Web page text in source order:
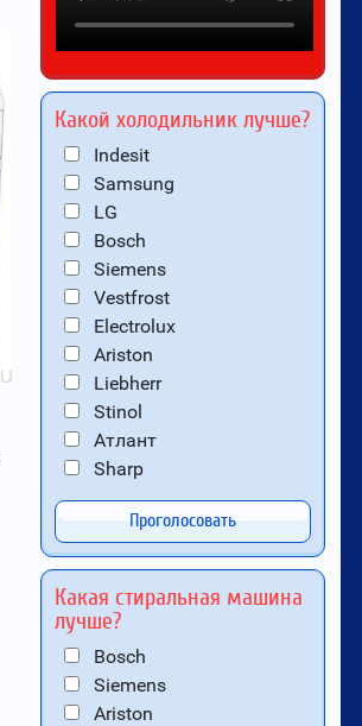
Какой холодильник лучше?
Indesit
Samsung
LG
Bosch
Siemens
Vestfrost
Electrolux
Ariston
Liebherr
Stinol
Атлант
Sharp
Проголосовать
Какая стиральная машина
лучше?
Bosch
Siemens
Ariston